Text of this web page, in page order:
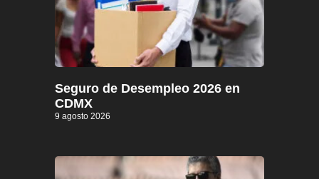
Seguro de Desempleo 2026 en
CDMX
9 agosto 2026